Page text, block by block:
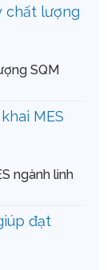
SQM
ngành linh